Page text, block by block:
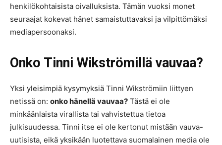
henkilökohtaisista oivalluksista. Tämän vuoksi monet
seuraajat kokevat hänet samaistuttavaksi ja vilpittömäksi
mediapersoonaksi.
Onko Tinni Wikströmillä vauvaa?
Yksi yleisimpiä kysymyksiä Tinni Wikströmiin liittyen
netissä on: onko hänellä vauvaa? Tästä ei ole
minkäänlaista virallista tai vahvistettua tietoa
julkisuudessa. Tinni itse ei ole kertonut mistään vauva-
uutisista, eikä yksikään luotettava suomalainen media ole